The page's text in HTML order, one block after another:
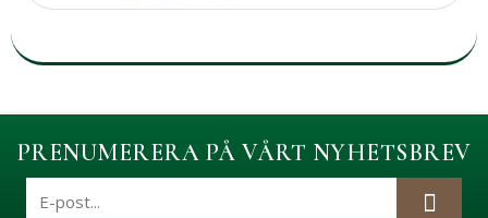
PRENUMERERA PÅ VÅRT NYHETSBREV